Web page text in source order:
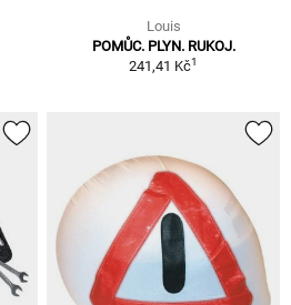
Louis
POMŮC. PLYN. RUKOJ.
241,41 Kč1